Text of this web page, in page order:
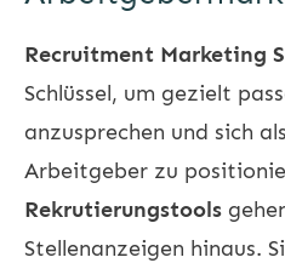
Recruitment Marketing
Schlüssel, um gezielt
anzusprechen und sich
Arbeitgeber zu
Rekrutierungstools
Stellenanzeigen hinaus.